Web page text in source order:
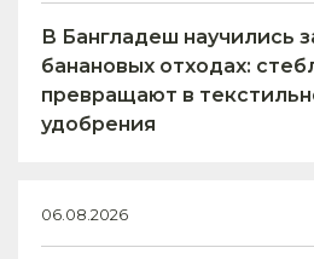
В Бангладеш научились
банановых отходах:
превращают в
удобрения
06.08.2026